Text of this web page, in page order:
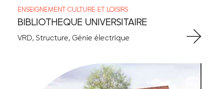
ENSEIGNEMENT CULTURE ET LOISIRS
BIBLIOTHEQUE UNIVERSITAIRE
VRD, Structure, Génie électrique